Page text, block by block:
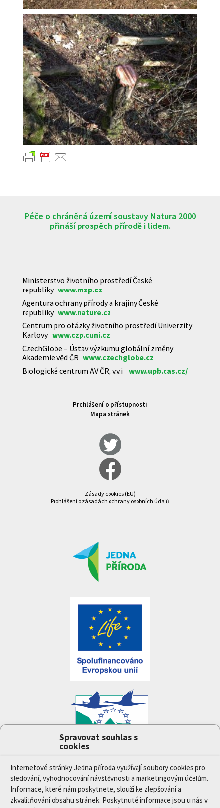
Spravovat souhlas s
cookies
Internetové stránky Jedna příroda využívají soubory cookies pro
sledování, vyhodnocování návštěvnosti a marketingovým účelům.
Informace, které nám poskytnete, slouží ke zlepšování a
zkvalitňování obsahu stránek. Poskytnuté informace jsou u nás v
Péče o chráněná území soustavy Natura 2000
přináší prospěch přírodě i lidem.
Ministerstvo životního prostředí České
republiky www.mzp.cz
Agentura ochrany přírody a krajiny České
republiky www.nature.cz
Centrum pro otázky životního prostředí Univerzity
Karlovy www.czp.cuni.cz
CzechGlobe – Ústav výzkumu globální změny
Akademie věd ČR www.czechglobe.cz
Biologické centrum AV ČR, v.v.i www.upb.cas.cz/
Prohlášení o přístupnosti
Mapa stránek
Zásady cookies (EU)
Prohlášení o zásadách ochrany osobních údajů
LIFE17/IPE/CZ/000005) byl podpořen z finančního
nástroje Evropské unie LIFE.
Údaje a informace zveřejněné na těchto stránkách
vyjadřují názor či stanovisko pouze Ministerstva